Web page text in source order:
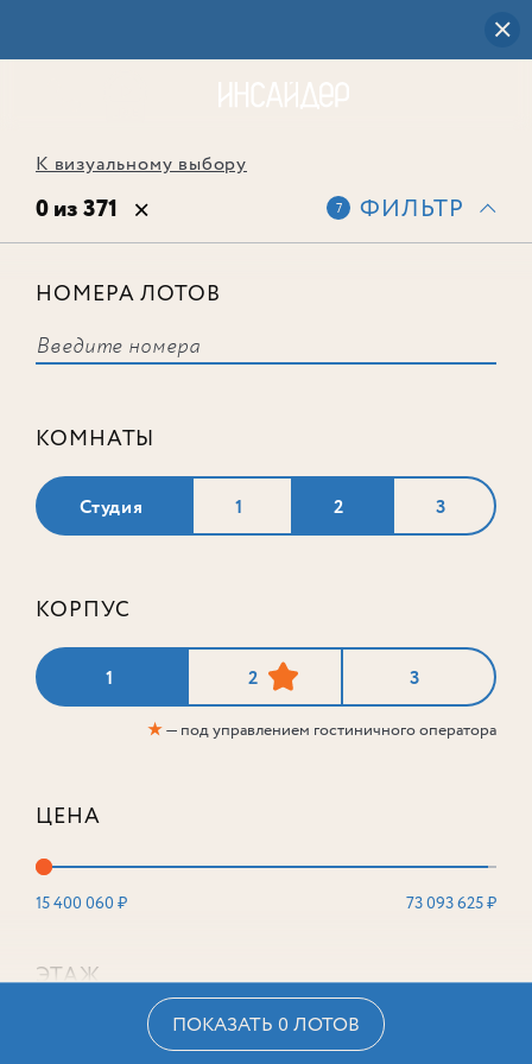
К визуальному выбору
0 из 371 7 ФИЛЬТР
НОМЕРА ЛОТОВ
КОМНАТЫ
Студия 1 2 3
КОРПУС
1 2 3
★— под управлением гостиничного оператора
ЦЕНА
15 400 060 ₽ 73 093 625 ₽
ЭТАЖ
ПОКАЗАТЬ 0 ЛОТОВ
соответствует ни одного лота